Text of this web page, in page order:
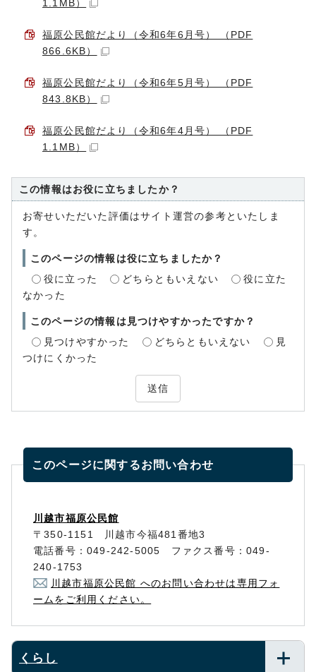
1.1MB）
福原公民館だより（令和6年6月号） （PDF
866.6KB）
福原公民館だより（令和6年5月号） （PDF
843.8KB）
福原公民館だより（令和6年4月号） （PDF
1.1MB）
この情報はお役に立ちましたか？
お寄せいただいた評価はサイト運営の参考といたしま
す。
このページの情報は役に立ちましたか？
役に立った
どちらともいえない
役に立た
なかった
このページの情報は見つけやすかったですか？
見つけやすかった
どちらともいえない
見
つけにくかった
送信
このページに関するお問い合わせ
川越市福原公民館
〒350-1151 川越市今福481番地3
電話番号：049-242-5005 ファクス番号：049-
240-1753
川越市福原公民館 へのお問い合わせは専用フォ
ームをご利用ください。
くらし